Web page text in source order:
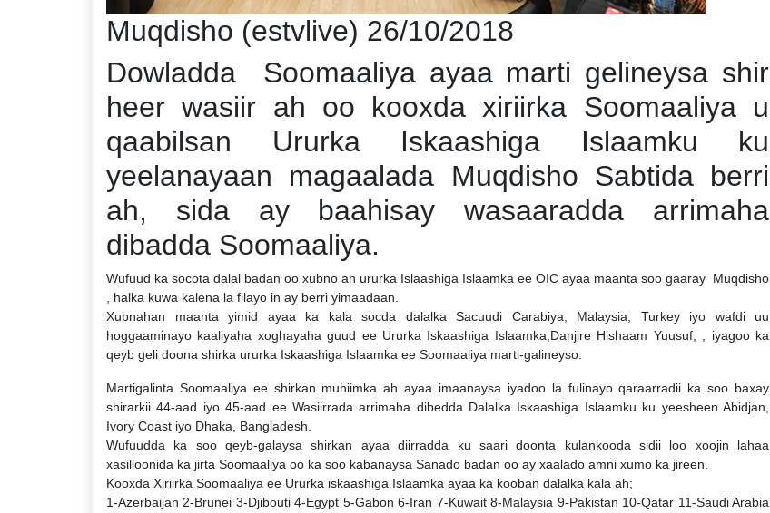
Muqdisho (estvlive) 26/10/2018
Dowladda Soomaaliya ayaa marti gelineysa shir
heer wasiir ah oo kooxda xiriirka Soomaaliya u
qaabilsan Ururka Iskaashiga Islaamku ku
yeelanayaan magaalada Muqdisho Sabtida berri
ah, sida ay baahisay wasaaradda arrimaha
dibadda Soomaaliya.
Wufuud ka socota dalal badan oo xubno ah ururka Islaashiga Islaamka ee OIC ayaa maanta soo gaaray Muqdisho
, halka kuwa kalena la filayo in ay berri yimaadaan.
Xubnahan maanta yimid ayaa ka kala socda dalalka Sacuudi Carabiya, Malaysia, Turkey iyo wafdi uu
hoggaaminayo kaaliyaha xoghayaha guud ee Ururka Iskaashiga Islaamka,Danjire Hishaam Yuusuf, , iyagoo ka
qeyb geli doona shirka ururka Iskaashiga Islaamka ee Soomaaliya marti-galineyso.
Martigalinta Soomaaliya ee shirkan muhiimka ah ayaa imaanaysa iyadoo la fulinayo qaraarradii ka soo baxay
shirarkii 44-aad iyo 45-aad ee Wasiirrada arrimaha dibedda Dalalka Iskaashiga Islaamku ku yeesheen Abidjan,
Ivory Coast iyo Dhaka, Bangladesh.
Wufuudda ka soo qeyb-galaysa shirkan ayaa diirradda ku saari doonta kulankooda sidii loo xoojin lahaa
xasilloonida ka jirta Soomaaliya oo ka soo kabanaysa Sanado badan oo ay xaalado amni xumo ka jireen.
Kooxda Xiriirka Soomaaliya ee Ururka iskaashiga Islaamka ayaa ka kooban dalalka kala ah;
1-Azerbaijan 2-Brunei 3-Djibouti 4-Egypt 5-Gabon 6-Iran 7-Kuwait 8-Malaysia 9-Pakistan 10-Qatar 11-Saudi Arabia